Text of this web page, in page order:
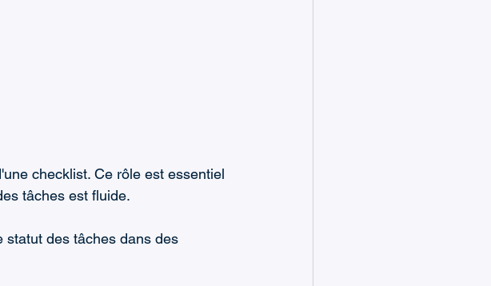
checklist. Ce rôle est essentiel
tâches est fluide.
statut des tâches dans des